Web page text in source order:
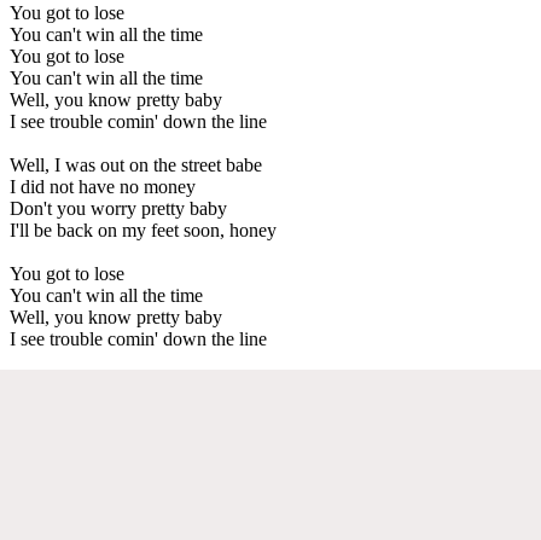
You got to lose
You can't win all the time
You got to lose
You can't win all the time
Well, you know pretty baby
I see trouble comin' down the line
Well, I was out on the street babe
I did not have no money
Don't you worry pretty baby
I'll be back on my feet soon, honey
You got to lose
You can't win all the time
Well, you know pretty baby
I see trouble comin' down the line